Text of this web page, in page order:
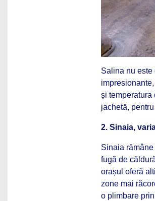
Salina nu este
și temperatura
jachetă,
2. Sinaia,
Sinaia
fugă de
orașul oferă
zone mai
o plimbare